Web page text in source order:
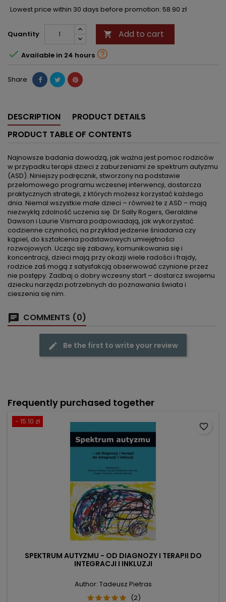
Lowest price within 30 days before promotion: 58.90 zł
Quantity  Add to cart
 Available in 24 hours 
Share
DESCRIPTION
PRODUCT DETAILS
PRODUCT TABLE OF CONTENTS
Najnowsze badania dowodzą, jak ważna jest pomoc rodziców
w przypadku terapii dzieci z zaburzeniami ze spektrum autyzmu
(ASD). Niniejszy podręcznik, stworzony na podstawie
przełomowego programu wczesnej interwencji, dostarcza
praktycznych strategii, z których możesz korzystać każdego
dnia. Niemal wszystkie małe dzieci – również te z ASD – mają
niezwykłą zdolność uczenia się. Dr Sally Rogers, Geraldine
Dawson i Laurie Vismara podpowiadają, jak wykorzystać
codzienne czynności, na przykład jedzenie śniadania czy
kąpiel, do kształcenia podstawowych umiejętności
rozwojowych. Ucząc się zabawy, komunikowania się i
koncentracji, dzieci mają przy okazji wiele radości i frajdy,
rodzice zaś mogą z satysfakcją obserwować czynione przez
nie postępy. Zadbaj o dobry wczesny start – dostarcz swojemu
dziecku narzędzi potrzebnych do poznawania świata i
cieszenia się nim.
COMMENTS (0)
Be the first to write your review
Frequently purchased together
- 15.10 zł
SPEKTRUM AUTYZMU - OD DIAGNOZY I TERAPII DO
INTEGRACJI I INKLUZJI
Author: Tadeusz Pietras
(2)
favorite_border